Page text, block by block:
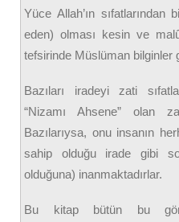
Yüce Allah’ın sıfatlarından
eden) olması kesin ve
tefsirinde Müslüman bilginler
Bazıları iradeyi zati
“Nizamı Ahsene” olan
Bazılarıysa, onu insanın
sahip olduğu irade gibi
olduğuna) inanmaktadırlar.
Bu kitap bütün bu